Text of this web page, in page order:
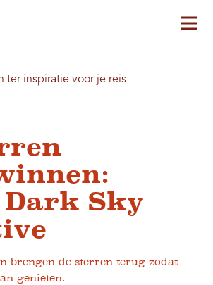
ter inspiratie voor je reis
Dark Sky
brengen de sterren terug zodat
genieten.